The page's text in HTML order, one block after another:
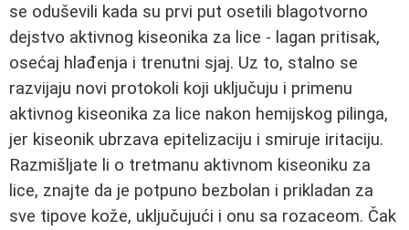
se oduševili kada su prvi put osetili blagotvorno
dejstvo aktivnog kiseonika za lice - lagan pritisak,
osećaj hlađenja i trenutni sjaj. Uz to, stalno se
razvijaju novi protokoli koji uključuju i primenu
aktivnog kiseonika za lice nakon hemijskog pilinga,
jer kiseonik ubrzava epitelizaciju i smiruje iritaciju.
Razmišljate li o tretmanu aktivnom kiseoniku za
lice, znajte da je potpuno bezbolan i prikladan za
sve tipove kože, uključujući i onu sa rozaceom. Čak